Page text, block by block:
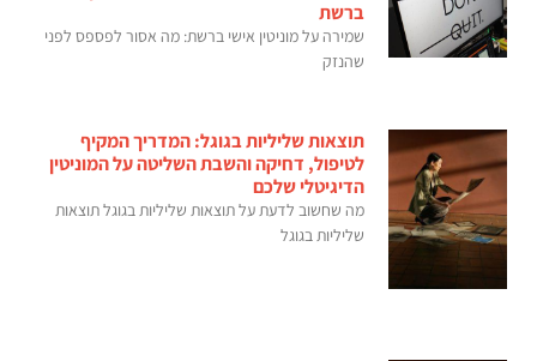
ברשת
שמירה על מוניטין אישי ברשת: מה אסור לפספס לפני
שהנזק
תוצאות שליליות בגוגל: המדריך המקיף
לטיפול, דחיקה והשבת השליטה על המוניטין
הדיגיטלי שלכם
מה שחשוב לדעת על תוצאות שליליות בגוגל תוצאות
שליליות בגוגל